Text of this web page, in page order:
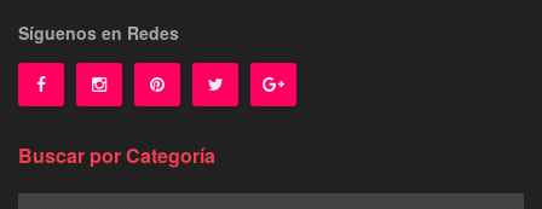
Síguenos en Redes
Buscar por Categoría